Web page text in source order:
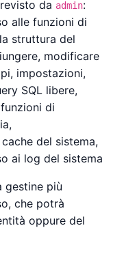
da admin:
alle funzioni di
struttura del
modificare
impostazioni,
SQL libere,
di
del sistema,
ai log del sistema
gestine più
che potrà
oppure del